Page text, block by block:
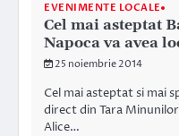
EVENIMENTE LOCALE
Cel mai asteptat
Napoca va avea
25 noiembrie 2014
Cel mai asteptat si mai
direct din Tara
Alice…